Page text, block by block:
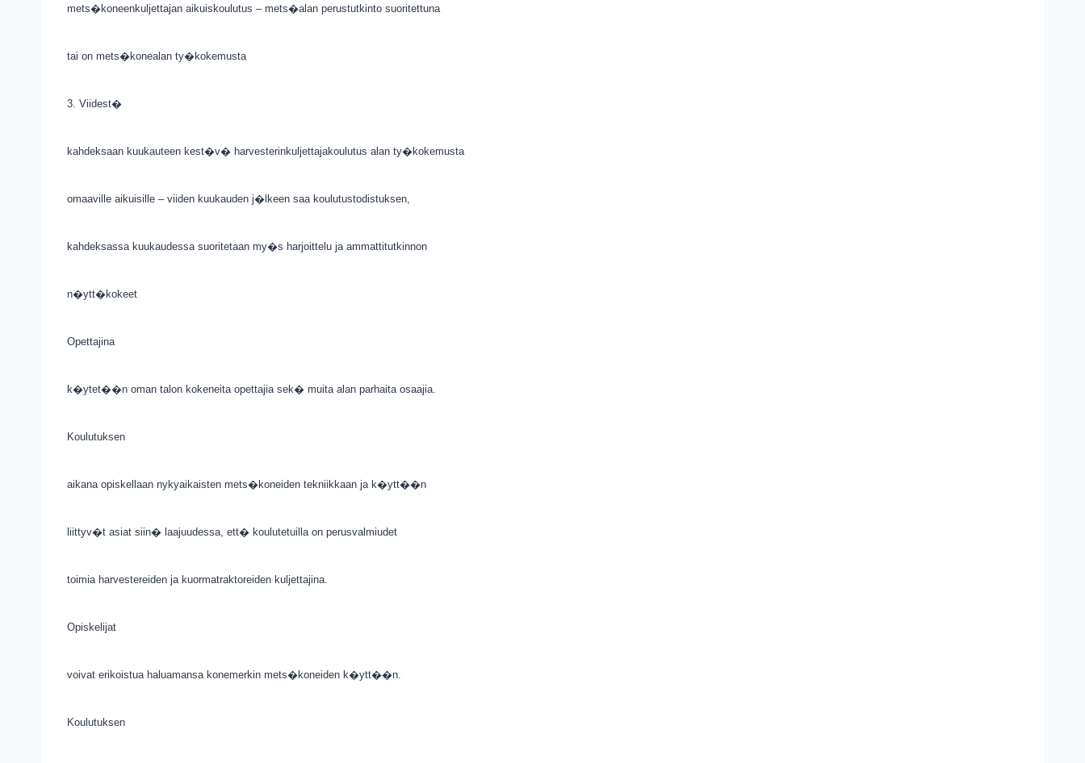
mets�koneenkuljettajan aikuiskoulutus – mets�alan perustutkinto suoritettuna
tai on mets�konealan ty�kokemusta
3. Viidest�
kahdeksaan kuukauteen kest�v� harvesterinkuljettajakoulutus alan ty�kokemusta
omaaville aikuisille – viiden kuukauden j�lkeen saa koulutustodistuksen,
kahdeksassa kuukaudessa suoritetaan my�s harjoittelu ja ammattitutkinnon
n�ytt�kokeet
Opettajina
k�ytet��n oman talon kokeneita opettajia sek� muita alan parhaita osaajia.
Koulutuksen
aikana opiskellaan nykyaikaisten mets�koneiden tekniikkaan ja k�ytt��n
liittyv�t asiat siin� laajuudessa, ett� koulutetuilla on perusvalmiudet
toimia harvestereiden ja kuormatraktoreiden kuljettajina.
Opiskelijat
voivat erikoistua haluamansa konemerkin mets�koneiden k�ytt��n.
Koulutuksen